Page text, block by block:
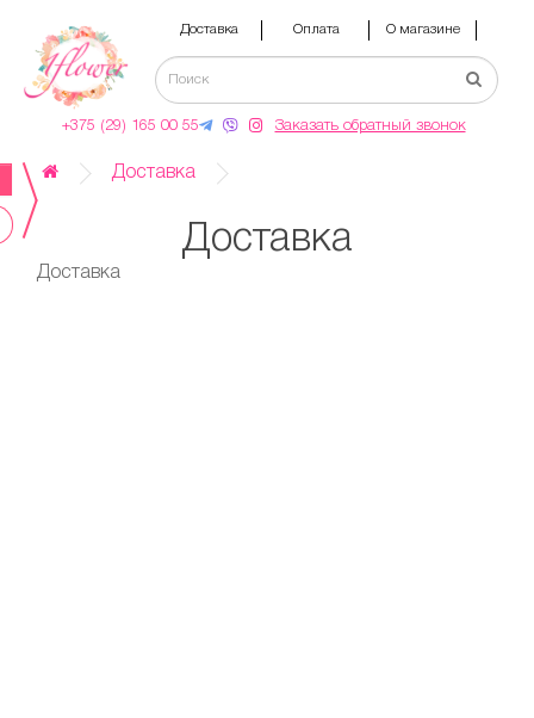
Доставка Оплата О магазине
+375 (29) 165 00 55 Заказать обратный звонок
Доставка
Доставка
Доставка